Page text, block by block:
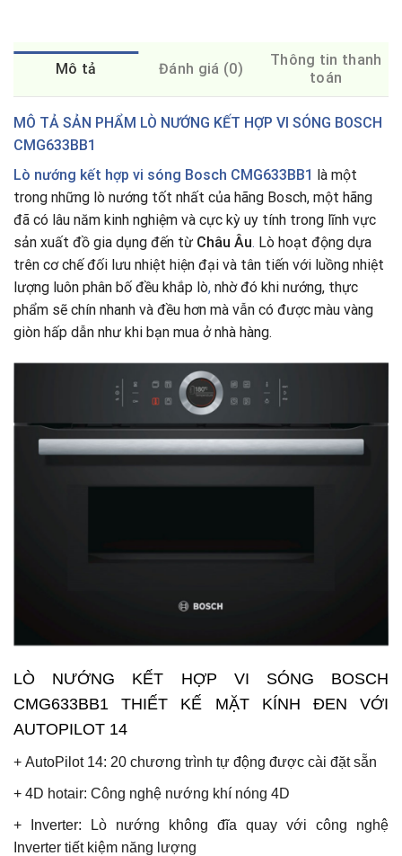
Mô tả Đánh giá (0)
Thông tin thanh
toán
MÔ TẢ SẢN PHẨM LÒ NƯỚNG KẾT HỢP VI SÓNG BOSCH
CMG633BB1
Lò nướng kết hợp vi sóng Bosch CMG633BB1
là một
trong những lò nướng tốt nhất của hãng Bosch, một hãng
đã có lâu năm kinh nghiệm và cực kỳ uy tính trong lĩnh vực
sản xuất đồ gia dụng đến từ Châu Âu. Lò hoạt động dựa
trên cơ chế đối lưu nhiệt hiện đại và tân tiến với luồng nhiệt
lượng luôn phân bố đều khắp lò, nhờ đó khi nướng, thực
phẩm sẽ chín nhanh và đều hơn mà vẫn có được màu vàng
giòn hấp dẫn như khi bạn mua ở nhà hàng.
LÒ NƯỚNG KẾT HỢP VI SÓNG BOSCH
CMG633BB1 THIẾT KẾ MẶT KÍNH ĐEN VỚI
AUTOPILOT 14
+ AutoPilot 14: 20 chương trình tự động được cài đặt sẵn
+ 4D hotair: Công nghệ nướng khí nóng 4D
+ Inverter: Lò nướng không đĩa quay với công nghệ
Inverter tiết kiệm năng lượng